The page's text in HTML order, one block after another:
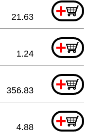
+
21.63
+
1.24
+
356.83
+
4.88